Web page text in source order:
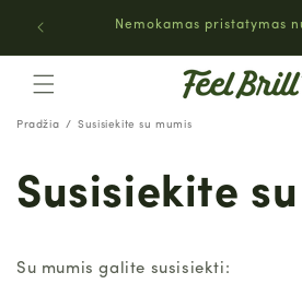
TURINĮ
Nemokamas pristatymas
Pradžia Susisiekite su mumis
Susisiekite
Su mumis galite susisiekti: